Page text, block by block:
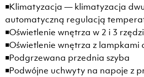
◾Klimatyzacja — klimatyzacja
automatyczną regulacją
◾Oświetlenie wnętrza w 2 i 3
◾Oświetlenie wnętrza z
◾Podgrzewana przednia szyba
◾Podwójne uchwyty na napoje z